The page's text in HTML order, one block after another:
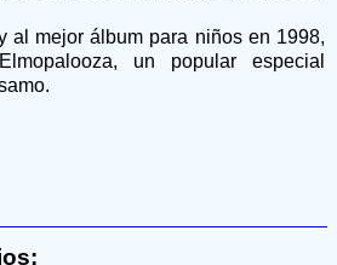
al mejor álbum para niños en 1998,
un popular especial